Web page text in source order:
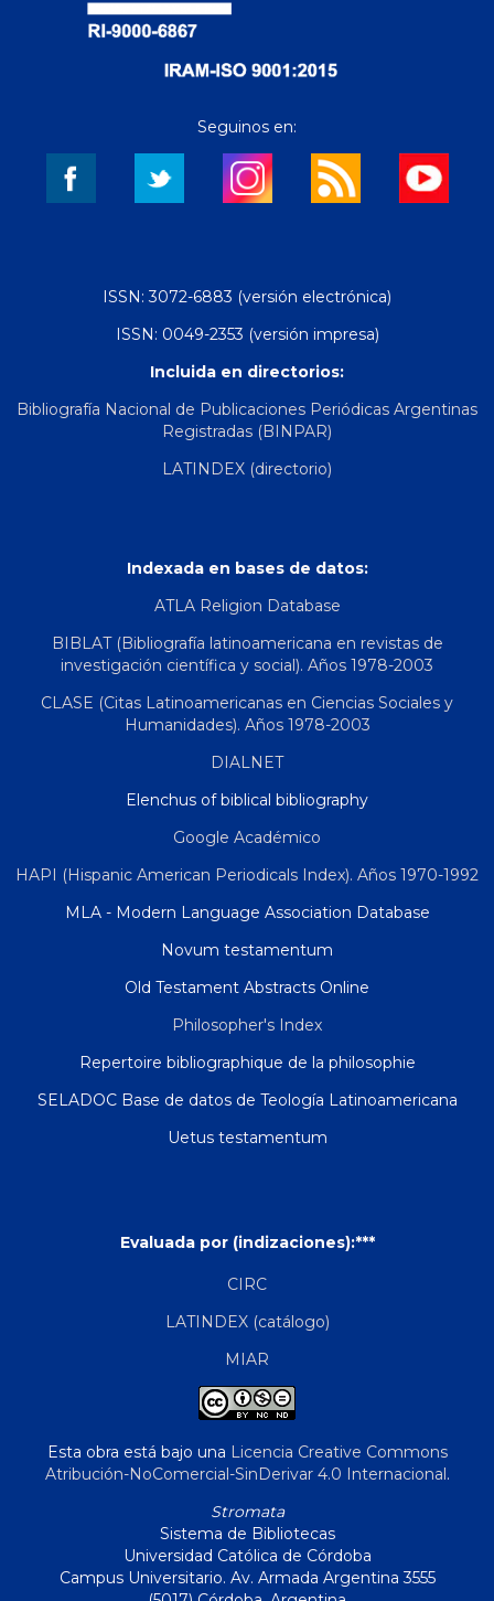
Seguinos en:
ISSN: 3072-6883 (versión electrónica)
ISSN: 0049-2353 (versión impresa)
Incluida en directorios:
Bibliografía Nacional de Publicaciones Periódicas Argentinas
Registradas (BINPAR)
LATINDEX (directorio)
Indexada en bases de datos:
ATLA Religion Database
BIBLAT (Bibliografía latinoamericana en revistas de
investigación científica y social). Años 1978-2003
CLASE (Citas Latinoamericanas en Ciencias Sociales y
Humanidades). Años 1978-2003
DIALNET
Elenchus of biblical bibliography
Google Académico
HAPI (Hispanic American Periodicals Index). Años 1970-1992
MLA - Modern Language Association Database
Novum testamentum
Old Testament Abstracts Online
Philosopher's Index
Repertoire bibliographique de la philosophie
SELADOC Base de datos de Teología Latinoamericana
Uetus testamentum
Evaluada por (indizaciones):***
CIRC
LATINDEX (catálogo)
MIAR
Esta obra está bajo una Licencia Creative Commons
Atribución-NoComercial-SinDerivar 4.0 Internacional.
Stromata
Sistema de Bibliotecas
Universidad Católica de Córdoba
Campus Universitario. Av. Armada Argentina 3555